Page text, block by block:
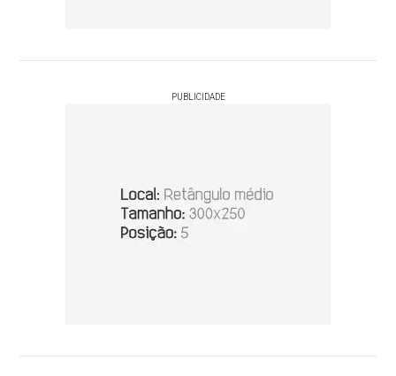
PUBLICIDADE